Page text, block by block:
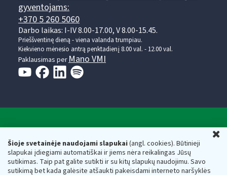
Šioje svetainėje naudojami slapukai(angl. cookies). Būtinieji
slapukai įdiegiami automatiškai ir jiems nėra reikalingas Jūsų
sutikimas. Taip pat galite sutikti ir su kitų slapukų naudojimu. Savo
sutikimą bet kada galėsite atšaukti pakeisdami interneto naršyklės
gyventojams:
+370 5 260 5060
Darbo laikas: I-IV 8.00-17.00, V 8.00-15.45.
Prieššventinę dieną - viena valanda trumpiau.
Kiekvieno mėnesio antrą penktadienį 8.00 val. - 12.00 val.
Paklausimas per Mano VMI
Respublikos finansų ministerijos
Biudžetinė įstaiga. Juridinio asmens kodas — 188659752,
adresas: Vasario 16-osios g. 14, 01107 Vilnius, Lietuva, el.paštas: